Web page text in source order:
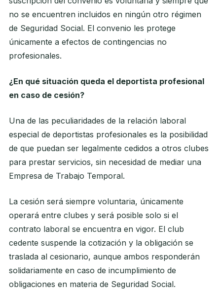
no se encuentren incluidos en ningún otro régimen
de Seguridad Social. El convenio les protege
únicamente a efectos de contingencias no
profesionales.
¿En qué situación queda el deportista profesional
en caso de cesión?
Una de las peculiaridades de la relación laboral
especial de deportistas profesionales es la posibilidad
de que puedan ser legalmente cedidos a otros clubes
para prestar servicios, sin necesidad de mediar una
Empresa de Trabajo Temporal.
La cesión será siempre voluntaria, únicamente
operará entre clubes y será posible solo si el
contrato laboral se encuentra en vigor. El club
cedente suspende la cotización y la obligación se
traslada al cesionario, aunque ambos responderán
solidariamente en caso de incumplimiento de
obligaciones en materia de Seguridad Social.